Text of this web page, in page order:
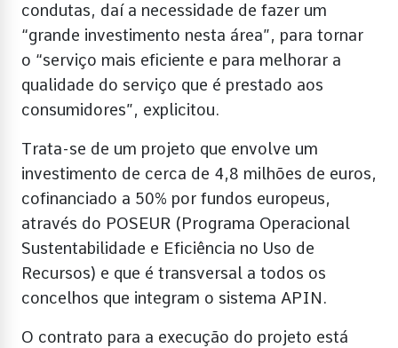
condutas, daí a necessidade de fazer um
“grande investimento nesta área”, para tornar
o “serviço mais eficiente e para melhorar a
qualidade do serviço que é prestado aos
consumidores”, explicitou.
Trata-se de um projeto que envolve um
investimento de cerca de 4,8 milhões de euros,
cofinanciado a 50% por fundos europeus,
através do POSEUR (Programa Operacional
Sustentabilidade e Eficiência no Uso de
Recursos) e que é transversal a todos os
concelhos que integram o sistema APIN.
O contrato para a execução do projeto está